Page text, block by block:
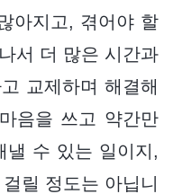
아지고, 겪어야 할
서 더 많은 시간과
교제하며 해결해
음을 쓰고 약간만
낼 수 있는 일이지,
릴 정도는 아닙니